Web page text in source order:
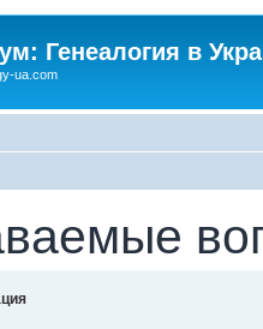
Генеалогия в
ua.com